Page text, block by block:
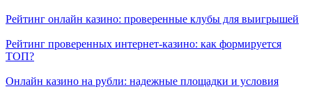
Рейтинг онлайн казино: проверенные клубы для выигрышей
Рейтинг проверенных интернет-казино: как формируется
ТОП?
Онлайн казино на рубли: надежные площадки и условия